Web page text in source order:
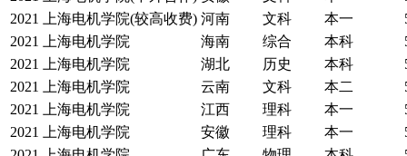
2021
上海电机学院(较高收费) 河南 文科 本一
2021
上海电机学院 海南 综合 本科
2021
上海电机学院 湖北 历史 本科
2021
上海电机学院 云南 文科 本二
2021
上海电机学院 江西 理科 本一
2021
上海电机学院 安徽 理科 本一